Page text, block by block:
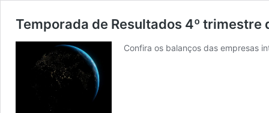
Temporada de Resultados 4º trimestre
Confira os balanços das empresas